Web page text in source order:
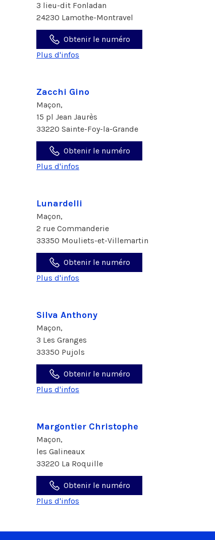
3 lieu-dit Fonladan
24230 Lamothe-Montravel
Obtenir le numéro
Plus d'infos
Zacchi Gino
Maçon,
15 pl Jean Jaurès
33220 Sainte-Foy-la-Grande
Obtenir le numéro
Plus d'infos
Lunardelli
Maçon,
2 rue Commanderie
33350 Mouliets-et-Villemartin
Obtenir le numéro
Plus d'infos
Silva Anthony
Maçon,
3 Les Granges
33350 Pujols
Obtenir le numéro
Plus d'infos
Margontier Christophe
Maçon,
les Galineaux
33220 La Roquille
Obtenir le numéro
Plus d'infos